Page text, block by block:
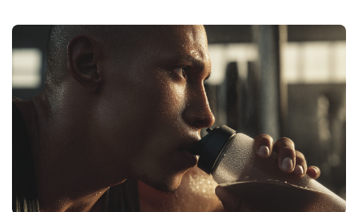
обработку моих персональных данных